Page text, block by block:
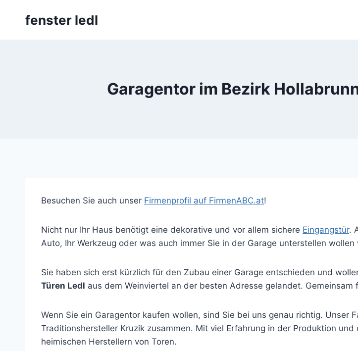
fenster ledl
Garagentor im Bezirk
Besuchen Sie auch unser Firmenprofil auf FirmenABC.at!
Nicht nur Ihr Haus benötigt eine dekorative und vor allem sichere Eingangstür.
Auto, Ihr Werkzeug oder was auch immer Sie in der Garage unterstellen
Sie haben sich erst kürzlich für den Zubau einer Garage entschieden und
Türen Ledl aus dem Weinviertel an der besten Adresse gelandet.
Wenn Sie ein Garagentor kaufen wollen, sind Sie bei uns genau richtig. Unser
Traditionshersteller Kruzik zusammen. Mit viel Erfahrung in der Produktion
heimischen Herstellern von Toren.